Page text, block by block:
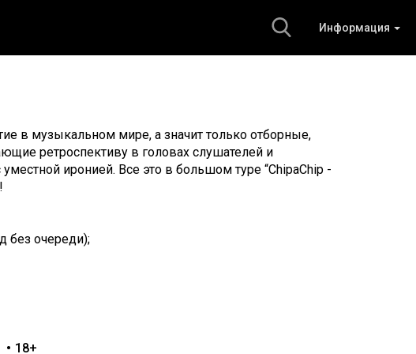
Информация
в музыкальном мире, а значит только отборные,
ретроспективу в головах слушателей и
иронией. Все это в большом туре “ChipaChip -
без очереди);
18+